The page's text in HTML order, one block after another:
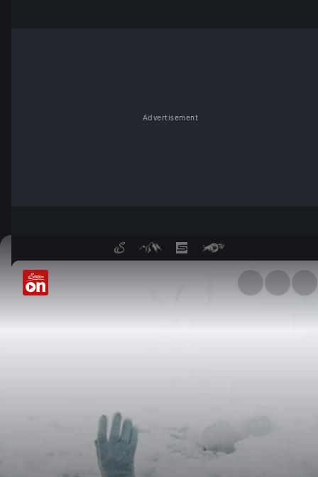
Advertisement
Eisunfall am Irrsee -